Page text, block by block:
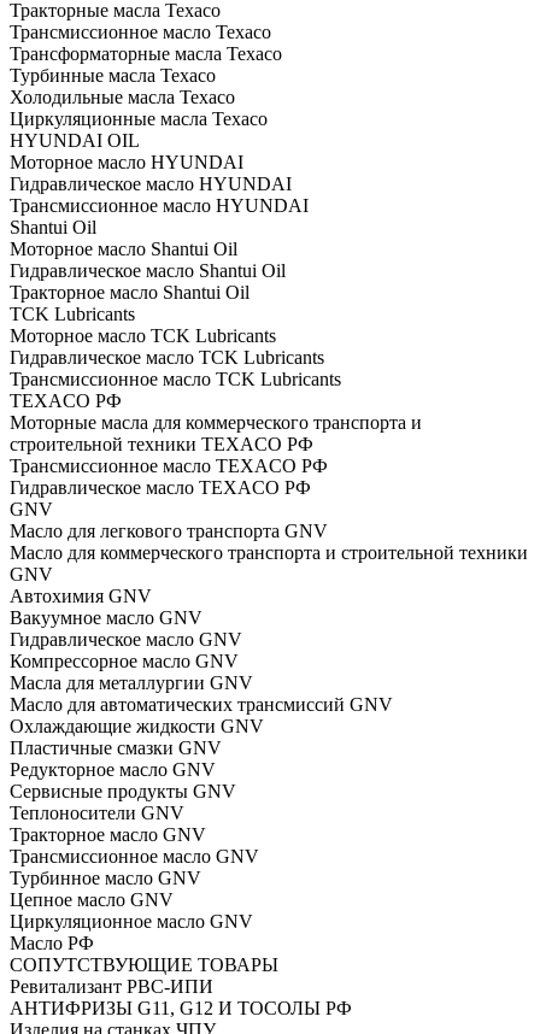
Тракторные масла Texaco
Трансмиссионное масло Texaco
Трансформаторные масла Texaco
Турбинные масла Texaco
Холодильные масла Texaco
Циркуляционные масла Texaco
HYUNDAI OIL
Моторное масло HYUNDAI
Гидравлическое масло HYUNDAI
Трансмиссионное масло HYUNDAI
Shantui Oil
Моторное масло Shantui Oil
Гидравлическое масло Shantui Oil
Тракторное масло Shantui Oil
TCK Lubricants
Моторное масло TCK Lubricants
Гидравлическое масло TCK Lubricants
Трансмиссионное масло TCK Lubricants
TEXACO РФ
Моторные масла для коммерческого транспорта и
строительной техники TEXACO РФ
Трансмиссионное масло TEXACO РФ
Гидравлическое масло TEXACO РФ
GNV
Масло для легкового транспорта GNV
Масло для коммерческого транспорта и строительной техники
GNV
Автохимия GNV
Вакуумное масло GNV
Гидравлическое масло GNV
Компрессорное масло GNV
Масла для металлургии GNV
Масло для автоматических трансмиссий GNV
Охлаждающие жидкости GNV
Пластичные смазки GNV
Редукторное масло GNV
Сервисные продукты GNV
Теплоносители GNV
Тракторное масло GNV
Трансмиссионное масло GNV
Турбинное масло GNV
Цепное масло GNV
Циркуляционное масло GNV
Масло РФ
СОПУТСТВУЮЩИЕ ТОВАРЫ
Ревитализант РВС-ИПИ
АНТИФРИЗЫ G11, G12 И ТОСОЛЫ РФ
Изделия на станках ЧПУ